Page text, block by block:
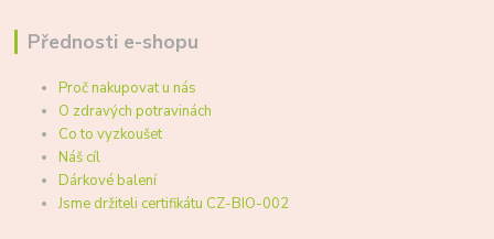
Přednosti e-shopu
Proč nakupovat u nás
O zdravých potravinách
Co to vyzkoušet
Náš cíl
Dárkové balení
Jsme držiteli certifikátu CZ-BIO-002